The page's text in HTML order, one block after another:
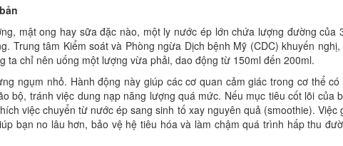
mật ong hay sữa đặc nào, một ly nước ép lớn chứa lượng đường của
Trung tâm Kiểm soát và Phòng ngừa Dịch bệnh Mỹ (CDC) khuyến nghị,
ta chỉ nên uống một lượng vừa phải, dao động từ 150ml đến 200ml.
ngụm nhỏ. Hành động này giúp các cơ quan cảm giác trong cơ thể có
bộ, tránh việc dung nạp năng lượng quá mức. Nếu mục tiêu cốt lõi của
việc chuyển từ nước ép sang sinh tố xay nguyên quả (smoothie). Việc
bạn no lâu hơn, bảo vệ hệ tiêu hóa và làm chậm quá trình hấp thu